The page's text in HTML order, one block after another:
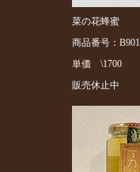
菜の花蜂蜜
商品番号：B901
単価 \1700
販売休止中